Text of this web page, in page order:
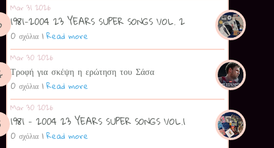
Mar 31 2026
1981-2004 23 YEARS SUPER SONGS VOL. 2
0 σχόλια | Read more
Mar 30 2026
Τροφή για σκέψη η ερώτηση του Σάσα
0 σχόλια | Read more
Mar 30 2026
1981 - 2004 23 YEARS SUPER SONGS VOL.1
0 σχόλια | Read more